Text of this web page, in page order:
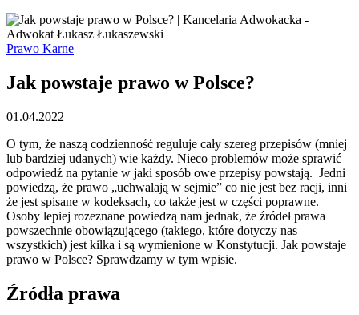
Prawo Karne
Jak powstaje prawo w Polsce?
01.04.2022
O tym, że naszą codzienność reguluje cały szereg przepisów (mniej
lub bardziej udanych) wie każdy. Nieco problemów może sprawić
odpowiedź na pytanie w jaki sposób owe przepisy powstają. Jedni
powiedzą, że prawo „uchwalają w sejmie” co nie jest bez racji, inni
że jest spisane w kodeksach, co także jest w części poprawne.
Osoby lepiej rozeznane powiedzą nam jednak, że źródeł prawa
powszechnie obowiązującego (takiego, które dotyczy nas
wszystkich) jest kilka i są wymienione w Konstytucji. Jak powstaje
prawo w Polsce? Sprawdzamy w tym wpisie.
Źródła prawa